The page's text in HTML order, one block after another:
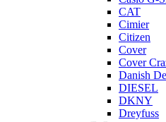
CAT
Cimier
Citizen
Cover
Cover
Danish
DIESEL
DKNY
Dreyfuss